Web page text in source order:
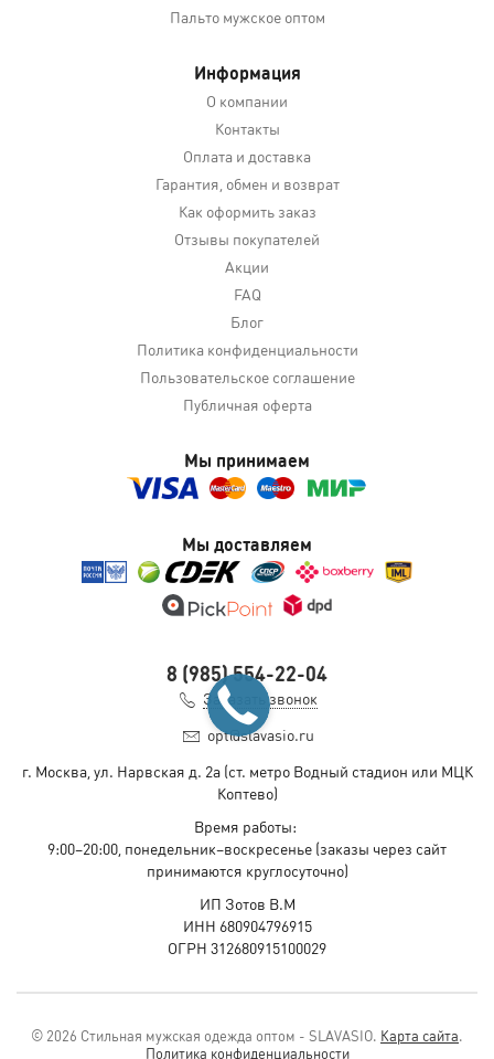
Пальто мужское оптом
Информация
О компании
Контакты
Оплата и доставка
Гарантия, обмен и возврат
Как оформить заказ
Отзывы покупателей
Акции
FAQ
Блог
Политика конфиденциальности
Пользовательское соглашение
Публичная оферта
Мы принимаем
Мы доставляем
8 (985) 554-22-04
Заказать звонок
opt@slavasio.ru
г. Москва, ул. Нарвская д. 2а(ст. метро Водный стадион или МЦК
Коптево)
Время работы:
9:00–20:00, понедельник–воскресенье (заказы через сайт
принимаются круглосуточно)
ИП Зотов В.М
ИНН 680904796915
ОГРН 312680915100029
© 2026 Стильная мужская одежда оптом - SLAVASIO. Карта сайта.
Политика конфиденциальности